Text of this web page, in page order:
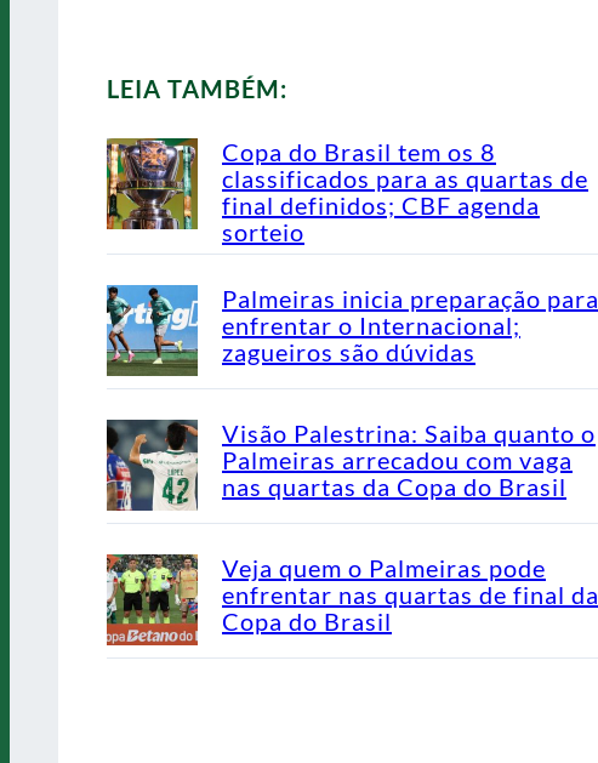
LEIA TAMBÉM:
Copa do Brasil tem os 8
classificados para as quartas de
final definidos; CBF agenda
sorteio
Palmeiras inicia preparação para
enfrentar o Internacional;
zagueiros são dúvidas
Visão Palestrina: Saiba quanto o
Palmeiras arrecadou com vaga
nas quartas da Copa do Brasil
Veja quem o Palmeiras pode
enfrentar nas quartas de final da
Copa do Brasil